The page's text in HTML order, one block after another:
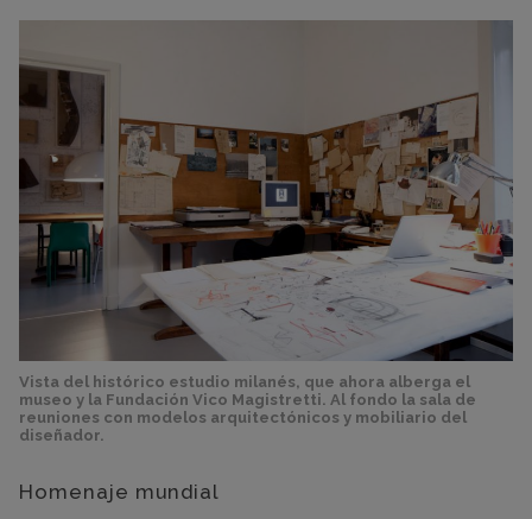
Vista del histórico estudio milanés, que ahora alberga el
museo y la Fundación Vico Magistretti. Al fondo la sala de
reuniones con modelos arquitectónicos y mobiliario del
diseñador.
Homenaje mundial